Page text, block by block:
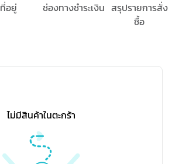
ที่อยู่ ช่องทางชำระเงิน สรุปรายการสั่ง
ซื้อ
ไม่มีสินค้าในตะกร้า